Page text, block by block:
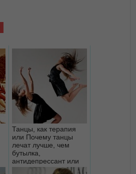
Танцы, как терапия
или Почему танцы
лечат лучше, чем
бутылка,
антидепрессант или
психотерапевт